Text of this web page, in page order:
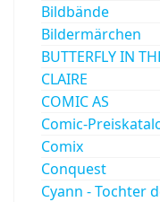
Bildbände
Bildermärchen
BUTTERFLY IN
CLAIRE
COMIC AS
Comic-
Comix
Conquest
Cyann - Tochter